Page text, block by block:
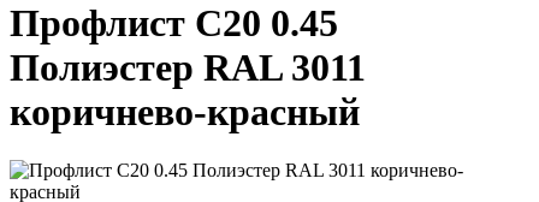
Профлист С20 0.45
Полиэстер RAL 3011
коричнево-красный